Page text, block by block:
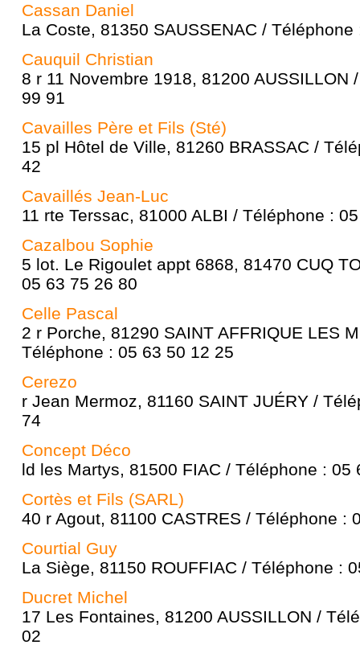
Cassan Daniel
La Coste, 81350 SAUSSENAC /
Cauquil Christian
8 r 11 Novembre 1918, 81200 AUSSILLON
99 91
Cavailles Père et Fils (Sté)
15 pl Hôtel de Ville, 81260 BRASSAC /
42
Cavaillés Jean-Luc
11 rte Terssac, 81000 ALBI / Téléphone :
Cazalbou Sophie
5 lot. Le Rigoulet appt 6868, 81470 CUQ
05 63 75 26 80
Celle Pascal
2 r Porche, 81290 SAINT AFFRIQUE LES
Téléphone : 05 63 50 12 25
Cerezo
r Jean Mermoz, 81160 SAINT JUÉRY /
74
Concept Déco
ld les Martys, 81500 FIAC / Téléphone : 05
Cortès et Fils (SARL)
40 r Agout, 81100 CASTRES / Téléphone :
Courtial Guy
La Siège, 81150 ROUFFIAC / Téléphone :
Ducret Michel
17 Les Fontaines, 81200 AUSSILLON /
02